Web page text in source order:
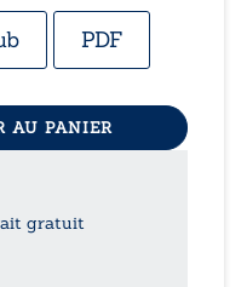
de
PDF
AU PANIER
gratuit